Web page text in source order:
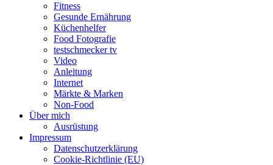
Fitness
Gesunde Ernährung
Küchenhelfer
Food Fotografie
testschmecker tv
Video
Anleitung
Internet
Märkte & Marken
Non-Food
Über mich
Ausrüstung
Impressum
Datenschutzerklärung
Cookie-Richtlinie (EU)